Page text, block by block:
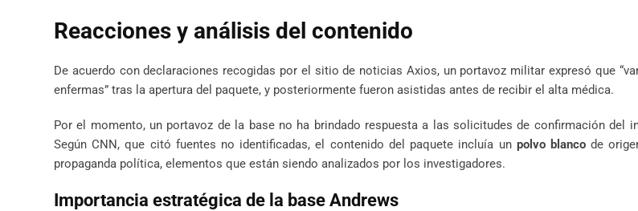
Reacciones y análisis del contenido
De acuerdo con declaraciones recogidas por el sitio de noticias Axios, un portavoz militar expresó que
enfermas” tras la apertura del paquete, y posteriormente fueron asistidas antes de recibir el alta médica.
Por el momento, un portavoz de la base no ha brindado respuesta a las solicitudes de confirmación del
Según CNN, que citó fuentes no identificadas, el contenido del paquete incluía un polvo blancode
propaganda política, elementos que están siendo analizados por los investigadores.
Importancia estratégica de la base Andrews